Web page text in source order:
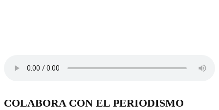
COLABORA CON EL PERIODISMO